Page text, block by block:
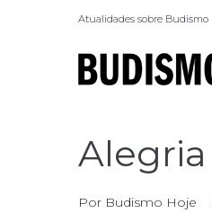
Atualidades sobre Budismo
Alegria
Por Budismo Hoje